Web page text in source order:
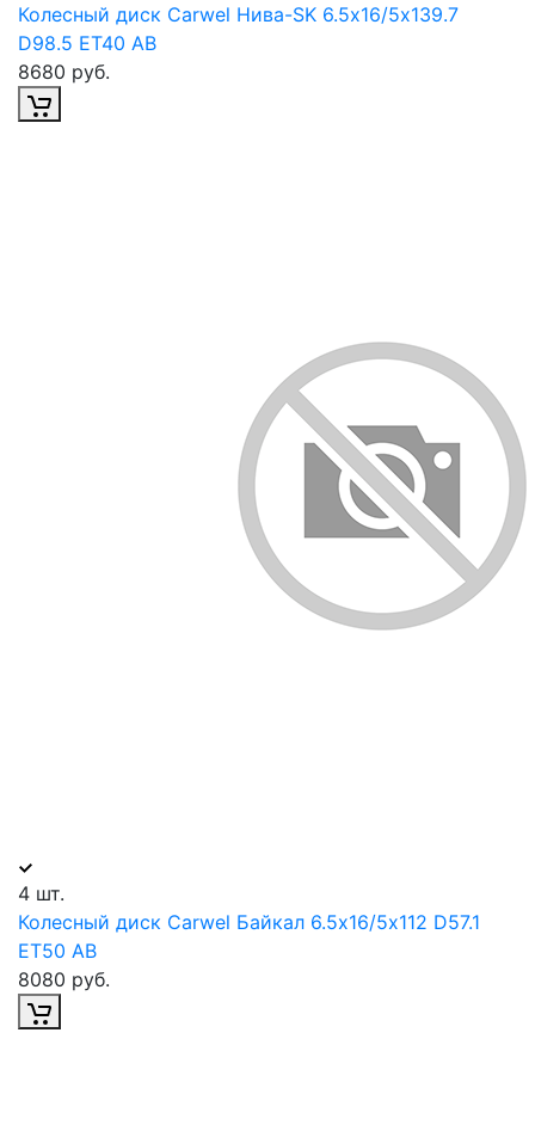
Колесный диск Carwel Нива-SK 6.5х16/5х139.7
D98.5 ET40 AB
8680 руб.
4 шт.
Колесный диск Carwel Байкал 6.5х16/5х112 D57.1
ET50 AB
8080 руб.